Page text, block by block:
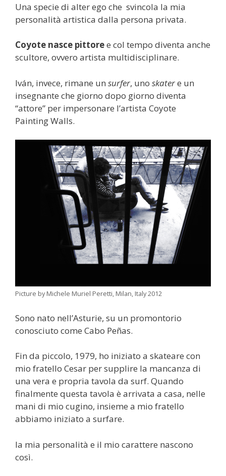
Una specie di alter ego che svincola la mia
personalità artistica dalla persona privata.
Coyote nasce pittoree col tempo diventa anche
scultore, ovvero artista multidisciplinare.
Iván, invece, rimane un surfer, uno skatere un
insegnante che giorno dopo giorno diventa
“attore” per impersonare l’artista Coyote
Painting Walls.
Picture by Michele Muriel Peretti, Milan, Italy 2012
Sono nato nell’Asturie, su un promontorio
conosciuto come Cabo Peñas.
Fin da piccolo, 1979, ho iniziato a skateare con
mio fratello Cesar per supplire la mancanza di
una vera e propria tavola da surf. Quando
finalmente questa tavola è arrivata a casa, nelle
mani di mio cugino, insieme a mio fratello
abbiamo iniziato a surfare.
la mia personalità e il mio carattere nascono
così.